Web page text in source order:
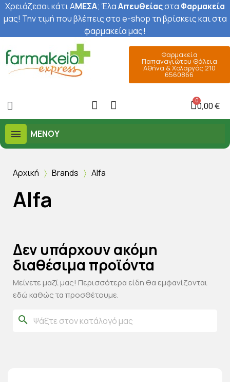
Χρειάζεσαι κάτι ΑΜΕΣΑ; ΈλαΑπευθείαςστα Φαρμακεία
μας! Την τιμή που βλέπεις στο e-shop τη βρίσκεις και στα
φαρμακεία μας!
Φαρμακεία
Παπαναγιώτου Θάλεια
Αθήνα & Χολαργός 210
6560866
0,00 €
ΜΕΝΟΎ
Αρχική Brands Alfa
Alfa
Δεν υπάρχουν ακόμη
διαθέσιμα προϊόντα
Μείνετε μαζί μας! Περισσότερα είδη θα εμφανίζονται
εδώ καθώς τα προσθέτουμε.
search